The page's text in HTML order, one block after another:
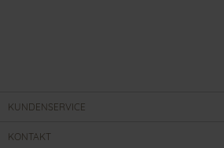
KUNDENSERVICE
KONTAKT